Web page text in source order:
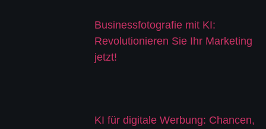
Businessfotografie mit KI:
Revolutionieren Sie Ihr Marketing
jetzt!
KI für digitale Werbung: Chancen,